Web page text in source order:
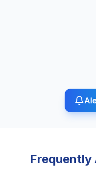
Frequently